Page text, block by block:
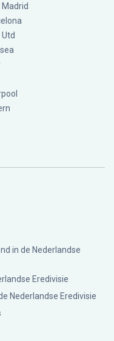
Madrid
Utd
in de Nederlandse
Eredivisie
Nederlandse Eredivisie